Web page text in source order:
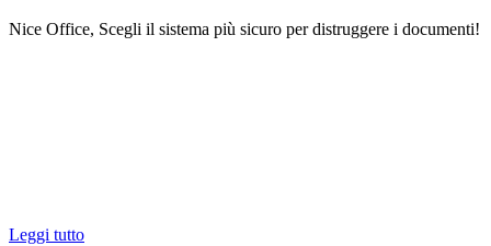
Nice Office, Scegli il sistema più sicuro per distruggere i documenti!
Leggi tutto